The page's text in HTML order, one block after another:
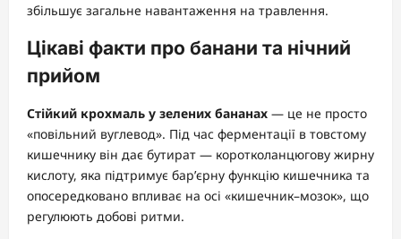
збільшує загальне навантаження на травлення.
Цікаві факти про банани та нічний
прийом
Стійкий крохмаль у зелених бананах — це не просто
«повільний вуглевод». Під час ферментації в товстому
кишечнику він дає бутират — коротколанцюгову жирну
кислоту, яка підтримує бар’єрну функцію кишечника та
опосередковано впливає на осі «кишечник–мозок», що
регулюють добові ритми.